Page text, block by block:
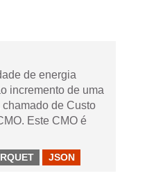
de energia
incremento de uma
de Custo
Este CMO é
JSON